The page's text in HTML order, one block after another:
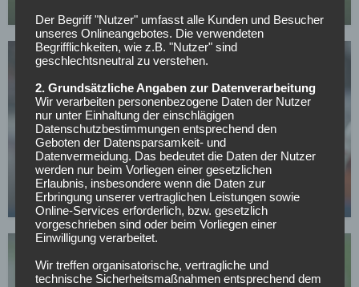
BUNDESLIGA
Yan Diomande nennt sein Transferziel – in diesem
Klub will er spielen
24.04.2026
Der Begriff "Nutzer" umfasst alle Kunden und Besucher
unseres Onlineangebotes. Die verwendeten
Begrifflichkeiten, wie z.B. "Nutzer" sind
geschlechtsneutral zu verstehen.
2. Grundsätzliche Angaben zur Datenverarbeitung
Wir verarbeiten personenbezogene Daten der Nutzer
nur unter Einhaltung der einschlägigen
Datenschutzbestimmungen entsprechend den
Geboten der Datensparsamkeit- und
Datenvermeidung. Das bedeutet die Daten der Nutzer
werden nur beim Vorliegen einer gesetzlichen
Erlaubnis, insbesondere wenn die Daten zur
Erbringung unserer vertraglichen Leistungen sowie
Online-Services erforderlich, bzw. gesetzlich
vorgeschrieben sind oder beim Vorliegen einer
Einwilligung verarbeitet.
Wir treffen organisatorische, vertragliche und
technische Sicherheitsmaßnahmen entsprechend dem